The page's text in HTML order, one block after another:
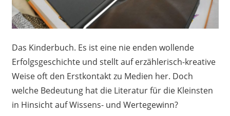
Das Kinderbuch. Es ist eine nie enden wollende
Erfolgsgeschichte und stellt auf erzählerisch-kreative
Weise oft den Erstkontakt zu Medien her. Doch
welche Bedeutung hat die Literatur für die Kleinsten
in Hinsicht auf Wissens- und Wertegewinn?